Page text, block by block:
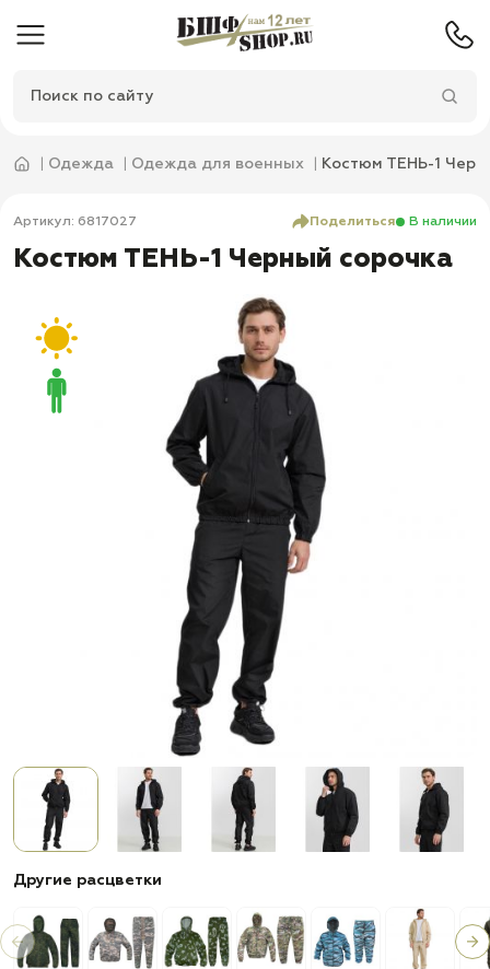
Одежда Одежда для военных Костюм ТЕНЬ-1
Артикул: 6817027 Поделиться В наличии
Костюм ТЕНЬ-1 Черный сорочка
Другие расцветки